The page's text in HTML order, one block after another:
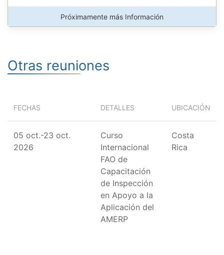
Próximamente más Información
Otras reuniones
FECHAS DETALLES UBICACIÓN
05 oct.-23 oct.
2026
Curso
Internacional
FAO de
Capacitación
de Inspección
en Apoyo a la
Aplicación del
AMERP
Costa
Rica